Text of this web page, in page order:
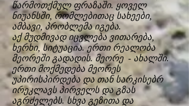
წარმოთქმულ ფრაზაში. ყოველ
ნიუანსში, რომლებითაც სახეები,
ამბავი, პრობლემა იგება.
აქ მუდმივად იცვლება ვითარება,
ხერხი, სიტუაცია. ერთი რეალობა
მეორეში გადადის. მეორე - ახალში.
ერთი მოქმედება მეორეს
უპირისპირდება და თან სარკისებრ
ირეკლავს პირველს და გზას
აგრძელებს. სხვა გეზითა და